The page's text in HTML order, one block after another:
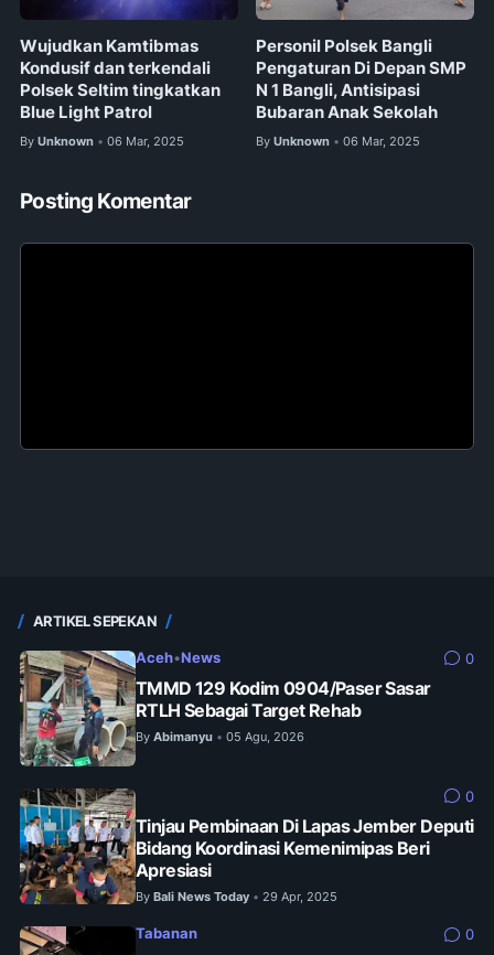
Wujudkan Kamtibmas
Kondusif dan terkendali
Polsek Seltim tingkatkan
Blue Light Patrol
By Unknown • 06 Mar, 2025
Personil Polsek Bangli
Pengaturan Di Depan SMP
N 1 Bangli, Antisipasi
Bubaran Anak Sekolah
By Unknown • 06 Mar, 2025
Posting Komentar
ARTIKEL SEPEKAN
Aceh•News 0
TMMD 129 Kodim 0904/Paser Sasar
RTLH Sebagai Target Rehab
By Abimanyu • 05 Agu, 2026
0
Tinjau Pembinaan Di Lapas Jember Deputi
Bidang Koordinasi Kemenimipas Beri
Apresiasi
By Bali News Today • 29 Apr, 2025
Tabanan 0